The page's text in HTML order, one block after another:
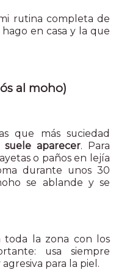
rutina completa de
en casa y la que
al moho)
que más suciedad
aparecer. Para
o paños en lejía
durante unos 30
se ablande y se
toda la zona con los
usa siempre
para la piel.